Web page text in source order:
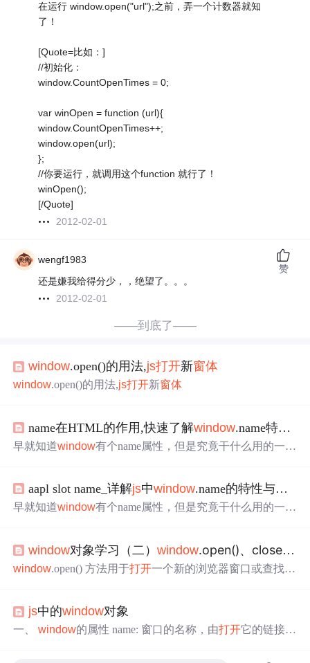
在运行 window.open("url");之前，弄一个计数器就知
了！
[Quote=比如：]
//初始化：
window.CountOpenTimes = 0;
var winOpen = function (url){
window.CountOpenTimes++;
window.open(url);
};
//你要运行，就调用这个function 就行了！
winOpen();
[/Quote]
2012-02-01
wengf1983
还是嫌我给得分少，，绝望了。。。
2012-02-01
赞
——到底了——
window.open()的用法,js打开新窗体
window.open()的用法,js打开新窗体
name在HTML的作用,快速了解window.name特性与作用
早就知道window有个name属性，但是究竟干什么用的一直
me是一个所有浏览器都有的属性，表示浏览器窗口的名
称，默认是一个空字符串，所有浏览器都是个空字符串。
aapl slot name_详解js中window.name的特性与作用-
早就知道window有个name属性，但是究竟干什么用的一直
览器都有个是一个所有浏览器都有的属性，表示浏览器窗
口的名称，默认是一个空字符串，所有浏览器都是个空字
window对象学习（二）window.open()、close()方法，以及有时只能
window.open() 方法用于打开一个新的浏览器窗口或查找一
L，打开一个新的空白窗口 Name 为新
以通过此名字获取该窗口对象，当然新
打开窗口的名字除
js中的window对象
一、window 的属性 name: 窗口的名称，由打开它的链接()